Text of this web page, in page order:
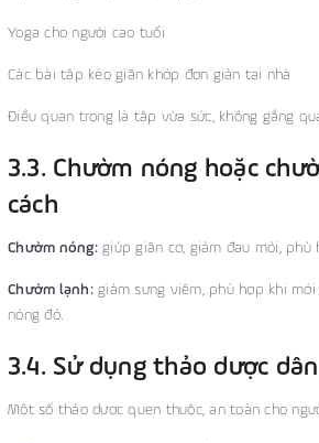
Yoga cho người cao tuổi
Các bài tập kéo giãn khớp đơn giản tại nhà
Điều quan trọng là tập vừa sức, không gắng
3.3. Chườm nóng hoặc
cách
Chườm nóng:giúp giãn cơ, giảm đau mỏi, phù
Chườm lạnh:giảm sưng viêm, phù hợp khi
nóng đỏ.
3.4. Sử dụng thảo dược
Một số thảo dược quen thuộc, an toàn cho